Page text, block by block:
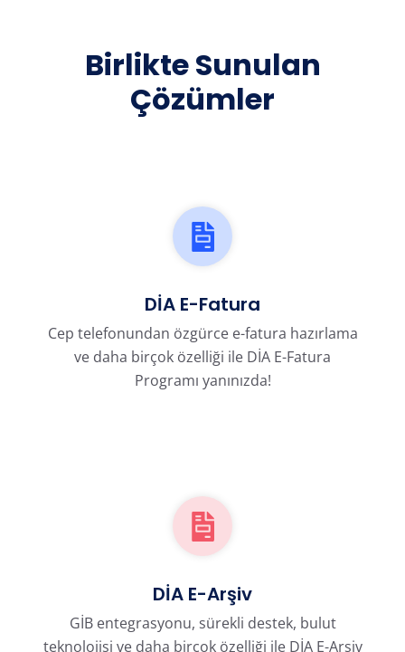
Birlikte Sunulan
Çözümler
DİA E-Fatura
Cep telefonundan özgürce e-fatura hazırlama
ve daha birçok özelliği ile DİA E-Fatura
Programı yanınızda!
DİA E-Arşiv
GİB entegrasyonu, sürekli destek, bulut
teknolojisi ve daha birçok özelliği ile DİA E-Arşiv